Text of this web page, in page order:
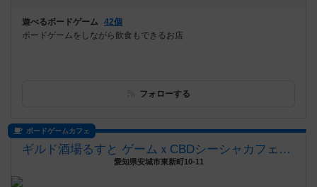
遊べるボードゲーム 42個
ボードゲームをしながら飲食もできるお店
フォローする
ボードゲームカフェ
ギルド酒場るすと ゲームｘCBDシーシャカフェバー
愛知県安城市東新町10-11